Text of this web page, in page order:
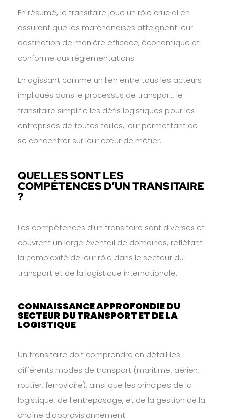
En résumé, le transitaire joue un rôle crucial en
assurant que les marchandises atteignent leur
destination de manière efficace, économique et
conforme aux réglementations.
En agissant comme un lien entre tous les acteurs
impliqués dans le processus de transport, le
transitaire simplifie les défis logistiques pour les
entreprises de toutes tailles, leur permettant de
se concentrer sur leur cœur de métier.
QUELLES SONT LES
COMPÉTENCES D’UN TRANSITAIRE
?
Les compétences d’un transitaire sont diverses et
couvrent un large éventail de domaines, reflétant
la complexité de leur rôle dans le secteur du
transport et de la logistique internationale.
CONNAISSANCE APPROFONDIE DU
SECTEUR DU TRANSPORT ET DE LA
LOGISTIQUE
Un transitaire doit comprendre en détail les
différents modes de transport (maritime, aérien,
routier, ferroviaire), ainsi que les principes de la
logistique, de l’entreposage, et de la gestion de la
chaîne d’approvisionnement.